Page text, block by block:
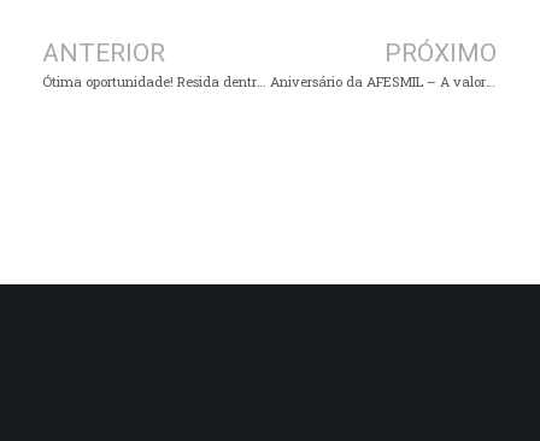
ANTERIOR PRÓXIMO
Aniversário da AFESMIL – A valorização das Mulheres Escritoras do Sul de Minas